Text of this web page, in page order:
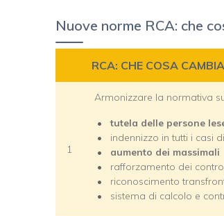
Nuove norme RCA: che
RCA: CHE COSA CAMBIA
1
Armonizzare la normativa
tutela delle persone
indennizzo in tutti i casi
aumento dei massimali
rafforzamento dei
riconoscimento
sistema di calcolo e